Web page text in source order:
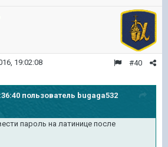
#40
19:02:08
пользователь bugaga532
пароль на латинице после